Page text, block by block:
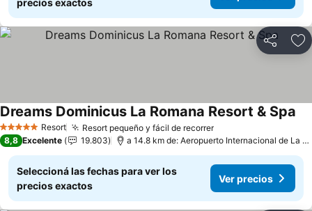
precios exactos
Compartir
5 Estrellas Resort Resort pequeño y fácil de recorrer
Dreams Dominicus La Romana Resort & Spa
8,8 Excelente 19.803 a 14.8 km de: Aeropuerto Internacional de La Romana
Seleccioná las fechas para ver los
precios exactos
Ver precios